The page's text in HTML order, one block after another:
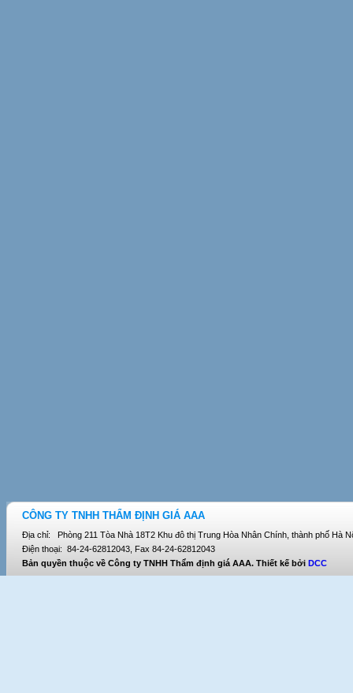
CÔNG TY TNHH THẨM ĐỊNH GIÁ AAA
Địa chỉ: Phòng 211 Tòa Nhà 18T2 Khu đô thị Trung Hòa Nhân Chính, thành phố Hà
Điện thoại: 84-24-62812043, Fax 84-24-62812043
Bản quyền thuộc về Công ty TNHH Thẩm định giá AAA. Thiết kế bởi DCC